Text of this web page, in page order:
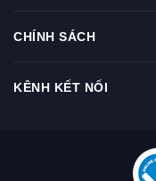
CHÍNH SÁCH
KÊNH KẾT NỐI